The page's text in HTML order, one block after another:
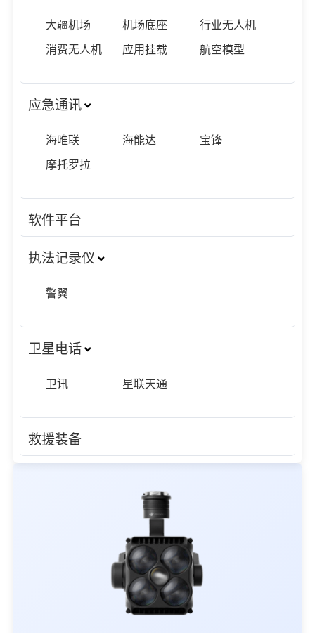
大疆机场 机场底座 行业无人机
消费无人机 应用挂载 航空模型
应急通讯
海唯联 海能达 宝锋
摩托罗拉
软件平台
执法记录仪
警翼
卫星电话
卫讯 星联天通
救援装备